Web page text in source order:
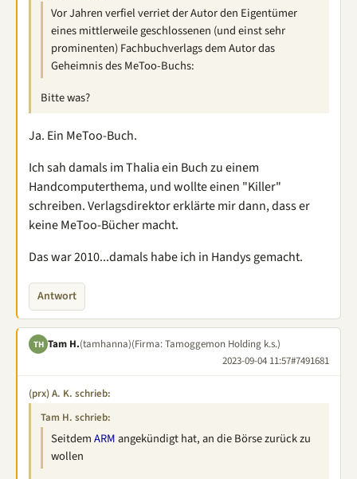
Vor Jahren verfiel verriet der Autor den Eigentümer
eines mittlerweile geschlossenen (und einst sehr
prominenten) Fachbuchverlags dem Autor das
Geheimnis des MeToo-Buchs:
Bitte was?
Ja. Ein MeToo-Buch.
Ich sah damals im Thalia ein Buch zu einem
Handcomputerthema, und wollte einen "Killer"
schreiben. Verlagsdirektor erklärte mir dann, dass er
keine MeToo-Bücher macht.
Das war 2010...damals habe ich in Handys gemacht.
Antwort
TH Tam H.(tamhanna)(Firma: Tamoggemon Holding k.s.)
2023-09-04 11:57#7491681
(prx) A. K. schrieb:
Tam H. schrieb:
SeitdemARMangekündigt hat, an die Börse zurück zu
wollen